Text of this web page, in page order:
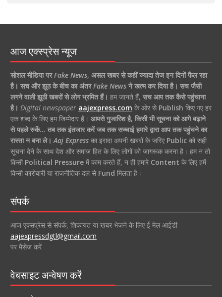
आज एक्स्प्रेस न्यूज
सोशल मीडिया परFake News, असल खबर से कहीं ज्यादा तेज इन दिनों फैल रहा
है। सच और झूठ के बीच का अंतरFake Newsने खत्म कर दिया है। सच जैसी
लगने वाली झूठी खबरों से लोग भ्रमित हैं। हम जानते हैं, सच आप तक कैसे पहुंचाना
है। Digital newspaper aajexpress.com के ओर से Publish किए गए हर
एक शब्द के लिए हम जिम्मेदार हैं। आपसे गुजारिश है, किसी भी सूचना को आगे बढ़ाने
से पहले रुकें… तब तक इंतजार करें जब तक सच्चाई हमारे द्वारा आप तक पहुंचने का
रास्ता न बना ले। Aaj Expressका इरादा अपनी खबरों के जरिए Publicको सही
सूचना देने के साथ देश और समाज हित के लिए लोगों को जागरूक करना है। हम न तो
किसी Political Pressureमें काम करते हैं, न ही हमारे Content के लिए हमें
किसी कारोबारी या राजनीतिक दल से Fund मिलता है।
संपर्क
आज एक्सप्रेस से संपर्क, शिकायत या खबर भेजने के लिए ई मेल आईडी
aajexpressdgtl@gmail.com
पर मैसेज करें
वेबसाइट अन्वेषण करें